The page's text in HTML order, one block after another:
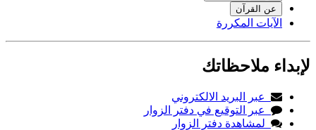
عن القرآن
الآيات المكررة
لإبداء ملاحظاتك
عبر البريد الالكتروني
عبر التوقيع في دفتر الزوار
لمشاهدة دفتر الزوار